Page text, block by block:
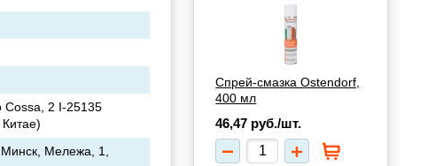
Cossa, 2 I-25135
Мележа, 1,
Спрей-смазка Ostendorf,
400 мл
46,47 руб./шт.